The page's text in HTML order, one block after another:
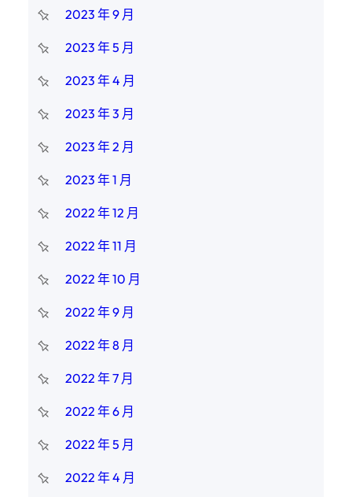
2023 年 9 月
2023 年 5 月
2023 年 4 月
2023 年 3 月
2023 年 2 月
2023 年 1 月
2022 年 12 月
2022 年 11 月
2022 年 10 月
2022 年 9 月
2022 年 8 月
2022 年 7 月
2022 年 6 月
2022 年 5 月
2022 年 4 月